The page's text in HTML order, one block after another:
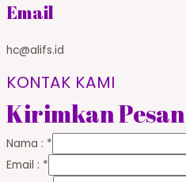
Email
hc@alifs.id
KONTAK KAMI
Kirimkan Pesan
Nama : *
Email : *